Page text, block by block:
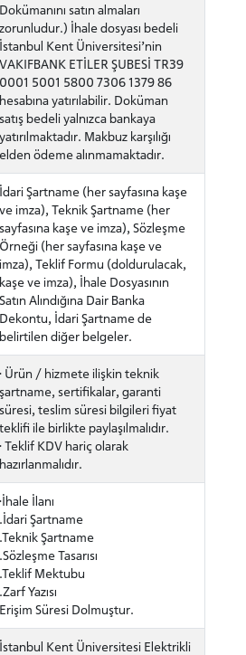
ÖĞRENCİ
Dokümanını satın almaları
zorunludur.) İhale dosyası bedeli
İstanbul Kent Üniversitesi’nin
VAKIFBANK ETİLER ŞUBESİ TR39
0001 5001 5800 7306 1379 86
hesabına yatırılabilir. Doküman
satış bedeli yalnızca bankaya
yatırılmaktadır. Makbuz karşılığı
elden ödeme alınmamaktadır.
İdari Şartname (her sayfasına kaşe
ve imza), Teknik Şartname (her
sayfasına kaşe ve imza), Sözleşme
Örneği (her sayfasına kaşe ve
imza), Teklif Formu (doldurulacak,
kaşe ve imza), İhale Dosyasının
Satın Alındığına Dair Banka
Dekontu, İdari Şartname de
belirtilen diğer belgeler.
· Ürün / hizmete ilişkin teknik
şartname, sertifikalar, garanti
süresi, teslim süresi bilgileri fiyat
teklifi ile birlikte paylaşılmalıdır.
· Teklif KDV hariç olarak
hazırlanmalıdır.
·İhale İlanı
.İdari Şartname
.Teknik Şartname
.Sözleşme Tasarısı
.Teklif Mektubu
.Zarf Yazısı
Erişim Süresi Dolmuştur.
İstanbul Kent Üniversitesi Elektrikli